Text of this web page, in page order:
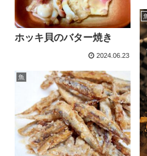
ホッキ貝のバター焼き
2024.06.23
魚